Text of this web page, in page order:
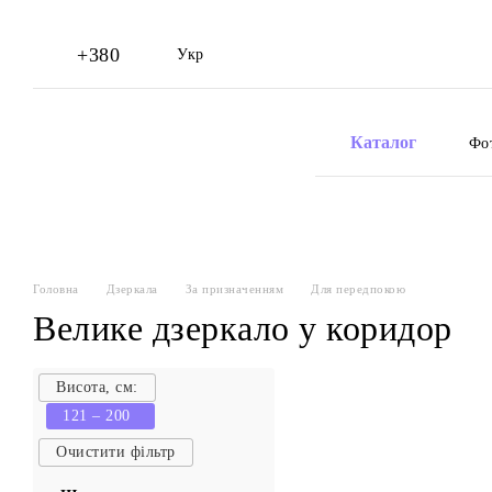
+380 Укр
Каталог
Головна Дзеркала За призначенням Для передпокою
Велике дзеркало у коридор
Висота, см:
121 – 200
Очистити фільтр